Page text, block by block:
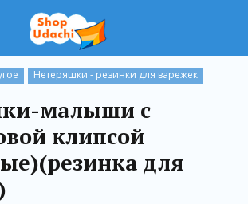
Нетеряшки - резинки для варежек
малыши с
клипсой
для